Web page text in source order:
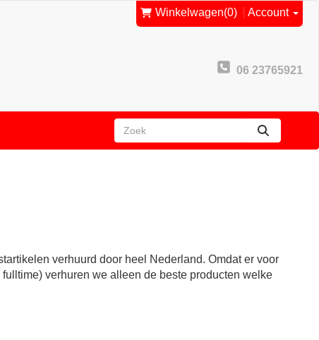
Winkelwagen(0) Account
06 23765921
zoeken
verhuurd door heel Nederland. Omdat er voor
verhuren we alleen de beste producten welke